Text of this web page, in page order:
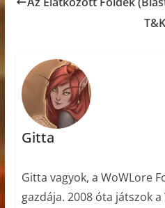
Gitta
Gitta vagyok, a WoWLore
gazdája. 2008 óta játszok